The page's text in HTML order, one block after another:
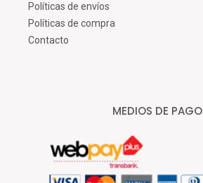
Políticas de envíos
Políticas de compra
Contacto
MEDIOS DE PAGO